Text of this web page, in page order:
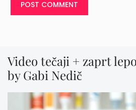
Video tečaji + zaprt
by Gabi Nedič